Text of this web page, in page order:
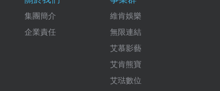
集團簡介
企業責任
維肯娛樂
無限連結
艾慕影藝
艾肯熊寶
艾琺數位